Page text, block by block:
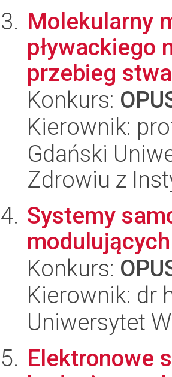
Molekularny
pływackiego
przebieg
Konkurs:
Kierownik:
Gdański
Zdrowiu z
Systemy
Konkurs:
Kierownik: dr
Uniwersytet
Elektronowe